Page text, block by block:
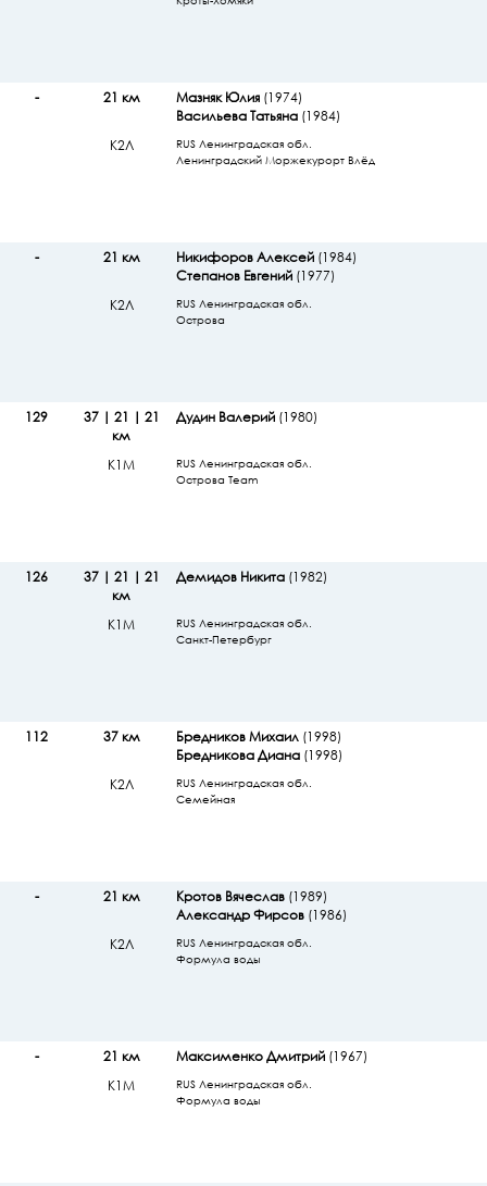
- 21 км
К2Л
Мазняк Юлия(1974)
Васильева Татьяна(1984)
RUS Ленинградская обл.
Ленинградский Моржекурорт Влёд
- 21 км
К2Л
Никифоров Алексей(1984)
Степанов Евгений(1977)
RUS Ленинградская обл.
Острова
129
37 | 21 | 21
км
К1М
Дудин Валерий(1980)
RUS Ленинградская обл.
Острова Team
126
37 | 21 | 21
км
К1М
Демидов Никита(1982)
RUS Ленинградская обл.
Санкт-Петербург
112 37 км
К2Л
Бредников Михаил(1998)
Бредникова Диана (1998)
RUS Ленинградская обл.
Семейная
- 21 км
К2Л
Кротов Вячеслав(1989)
Александр Фирсов(1986)
RUS Ленинградская обл.
Формула воды
-
21 км
К1М
Максименко Дмитрий(1967)
RUS Ленинградская обл.
Формула воды